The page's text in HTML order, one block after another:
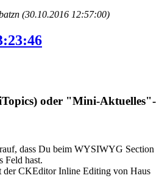
(30.10.2016 12:57:00)
oder "Mini-Aktuelles"-
dass Du beim WYSIWYG Section
Feld hast.
der CKEditor Inline Editing von Haus